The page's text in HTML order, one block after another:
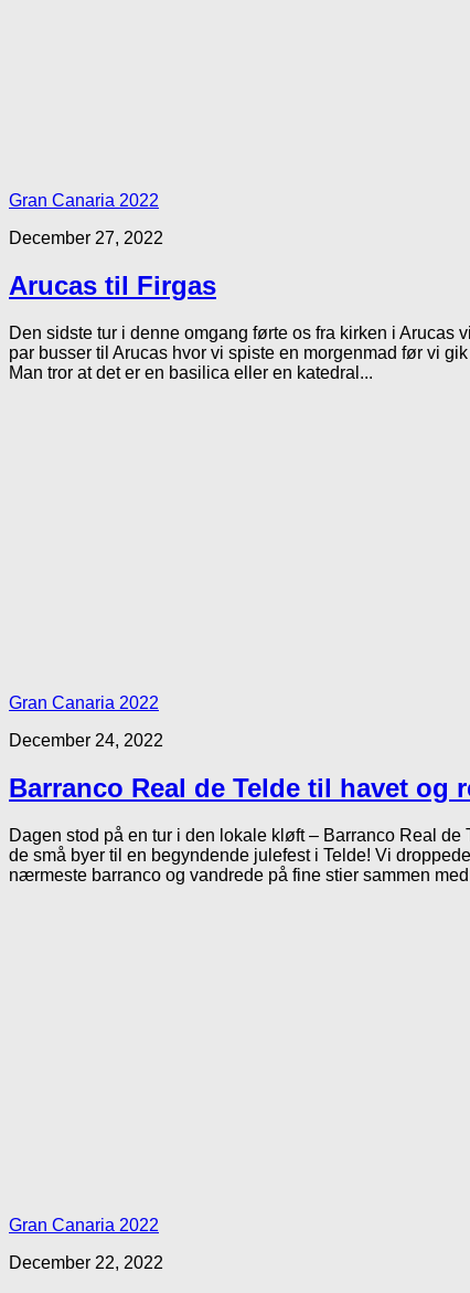
Gran Canaria 2022
December 27, 2022
Arucas til Firgas
Den sidste tur i denne omgang førte os fra kirken i Arucas
par busser til Arucas hvor vi spiste en morgenmad før vi
Man tror at det er en basilica eller en katedral...
Gran Canaria 2022
December 24, 2022
Barranco Real de Telde til havet og
Dagen stod på en tur i den lokale kløft – Barranco Real de
de små byer til en begyndende julefest i Telde! Vi
nærmeste barranco og vandrede på fine stier sammen
Gran Canaria 2022
December 22, 2022